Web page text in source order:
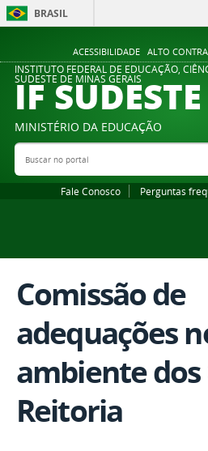
ACESSIBILIDADE ALTO
BRASIL
INSTITUTO FEDERAL DE EDUCAÇÃO,
SUDESTE DE MINAS GERAIS
IF
MINISTÉRIO DA EDUCAÇÃO
Buscar no portal
Fale Conosco Perguntas
Comissão de
adequações
ambiente dos
Reitoria